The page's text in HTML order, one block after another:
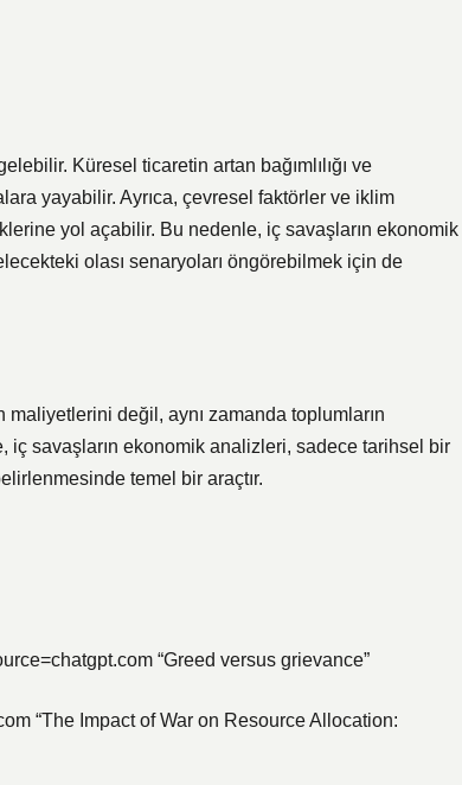
Küresel ticaretin artan bağımlılığı ve
yayabilir. Ayrıca, çevresel faktörler ve iklim
yol açabilir. Bu nedenle, iç savaşların ekonomik
olası senaryoları öngörebilmek için de
değil, aynı zamanda toplumların
savaşların ekonomik analizleri, sadece tarihsel bir
temel bir araçtır.
“Greed versus grievance”
“The Impact of War on Resource Allocation: